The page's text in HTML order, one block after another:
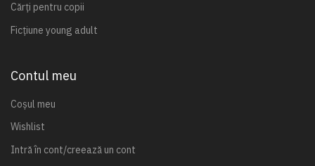
Cărți pentru copii
Ficțiune young adult
Contul meu
Coșul meu
Wishlist
Intră în cont/creează un cont